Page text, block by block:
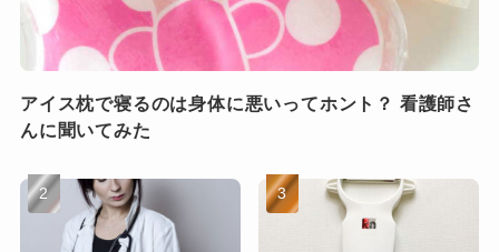
アイス枕で寝るのは身体に悪いってホント？ 看護師さ
んに聞いてみた